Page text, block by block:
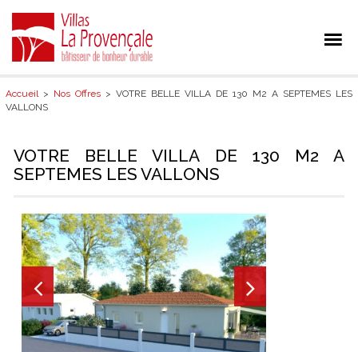
Accueil> Nos Offres > VOTRE BELLE VILLA DE 130 M2 A SEPTEMES LES
VALLONS
VOTRE BELLE VILLA DE 130 M2 A
SEPTEMES LES VALLONS